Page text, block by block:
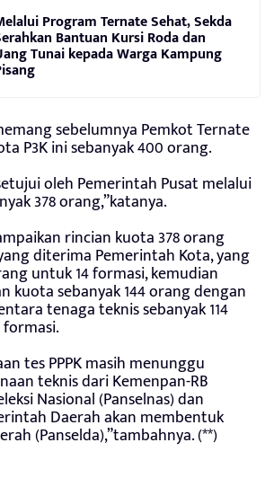
Program Ternate Sehat, Sekda
Bantuan Kursi Roda dan
Tunai kepada Warga Kampung
sebelumnya Pemkot Ternate
P3K ini sebanyak 400 orang.
oleh Pemerintah Pusat melalui
378 orang,”katanya.
rincian kuota 378 orang
diterima Pemerintah Kota, yang
untuk 14 formasi, kemudian
kuota sebanyak 144 orang dengan
tenaga teknis sebanyak 114
tes PPPK masih menunggu
teknis dari Kemenpan-RB
Nasional (Panselnas) dan
Daerah akan membentuk
(Panselda),”tambahnya. (**)